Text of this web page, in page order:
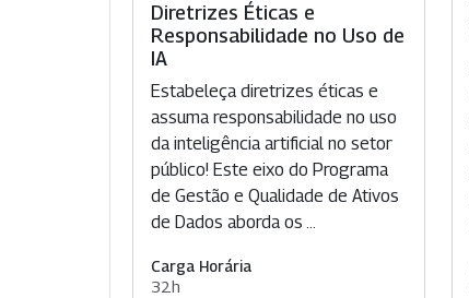
Diretrizes Éticas e
Responsabilidade no Uso de
IA
Estabeleça diretrizes éticas e
assuma responsabilidade no uso
da inteligência artificial no setor
público! Este eixo do Programa
de Gestão e Qualidade de Ativos
de Dados aborda os ...
Carga Horária
32h